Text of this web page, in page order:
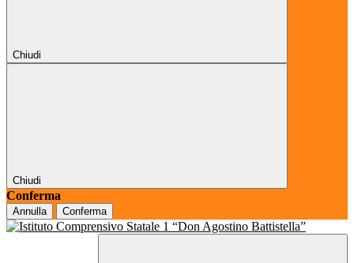
Chiudi
Chiudi
Conferma
Annulla Conferma